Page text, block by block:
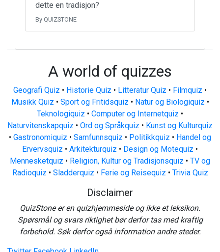
dette en tradisjon?
By QUIZSTONE
A world of quizzes
Geografi Quiz • Historie Quiz • Litteratur Quiz • Filmquiz •
Musikk Quiz • Sport og Fritidsquiz • Natur og Biologiquiz •
Teknologiquiz • Computer og Internetquiz •
Naturvitenskapquiz • Ord og Språkquiz • Kunst og Kulturquiz
• Gastronomiquiz • Samfunnsquiz • Politikkquiz • Handel og
Ervervsquiz • Arkitekturquiz • Design og Motequiz •
Mennesketquiz • Religion, Kultur og Tradisjonsquiz • TV og
Radioquiz • Sladderquiz • Ferie og Reisequiz • Trivia Quiz
Disclaimer
QuizStone er en quizhjemmeside og ikke et leksikon.
Spørsmål og svars riktighet bør derfor tas med kraftig
forbehold. Søk derfor også information andre steder.